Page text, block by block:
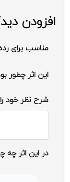
افزودن
مناسب برای
این اثر چطور
شرح نظر خود
در این اثر